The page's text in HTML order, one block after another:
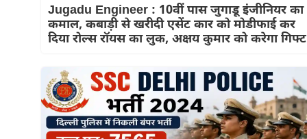
Jugadu Engineer : 10वीं पास जुगाडू इंजीनियर का
कमाल, कबाड़ी से खरीदी एसेंट कार को मोडीफाई कर
दिया रोल्स रॉयस का लुक, अक्षय कुमार को करेगा गिफ्ट